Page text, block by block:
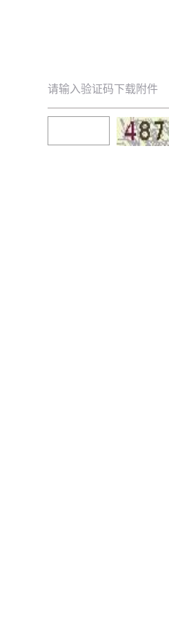
请输入验证码下载附件